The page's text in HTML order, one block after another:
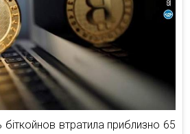
біткойнов втратила приблизно 65